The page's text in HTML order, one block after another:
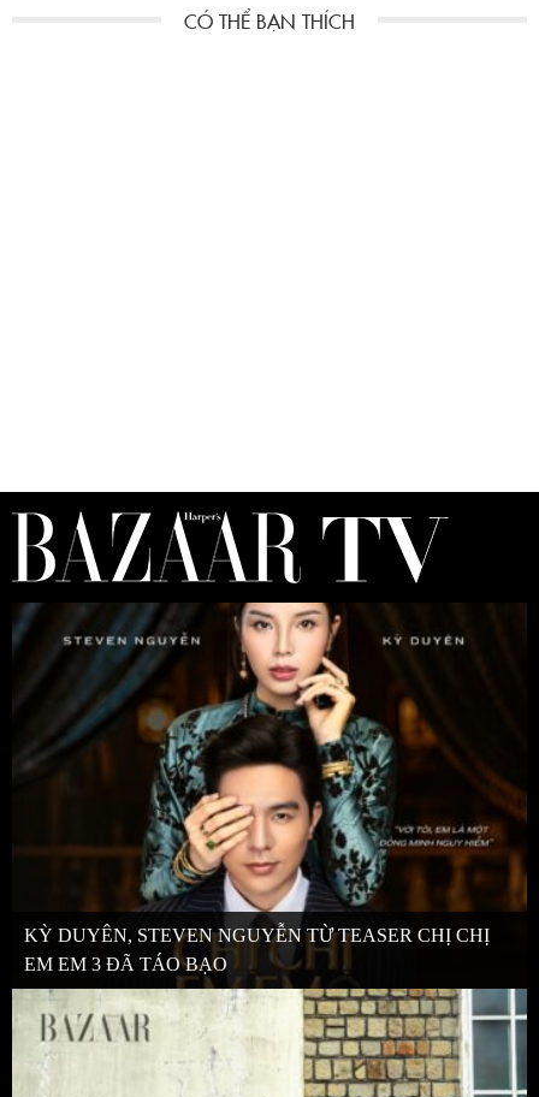
KỲ DUYÊN, STEVEN NGUYỄN TỪ TEASER CHỊ CHỊ
EM EM 3 ĐÃ TÁO BẠO